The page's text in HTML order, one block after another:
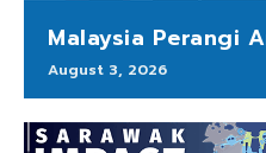
Malaysia Perangi
August 3, 2026